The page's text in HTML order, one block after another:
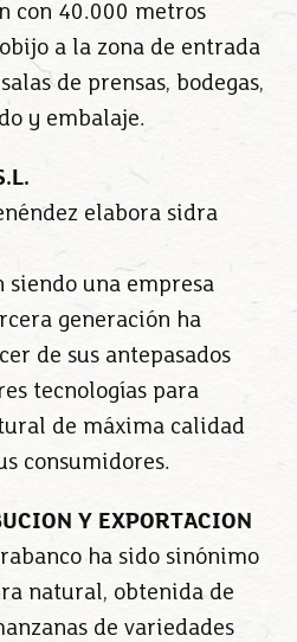
con 40.000 metros
a la zona de entrada
de prensas, bodegas,
y embalaje.
elabora sidra
siendo una empresa
generación ha
de sus antepasados
tecnologías para
de máxima calidad
consumidores.
Y EXPORTACION
ha sido sinónimo
natural, obtenida de
de variedades